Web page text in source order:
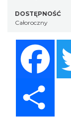
DOSTĘPNOŚĆ
Całoroczny